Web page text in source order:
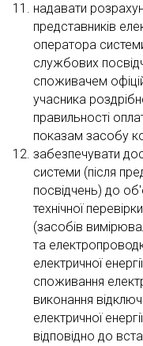
надавати
представників
оператора
службових
споживачем
учасника
правильності
показам засобу
забезпечувати
системи (після
посвідчень) до
технічної
(засобів
та
електричної
споживання
виконання
електричної
відповідно до